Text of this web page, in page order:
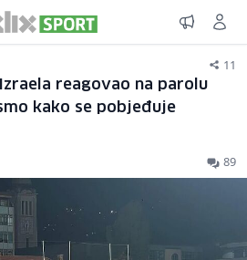
11
reagovao na parolu
kako se pobjeđuje
89